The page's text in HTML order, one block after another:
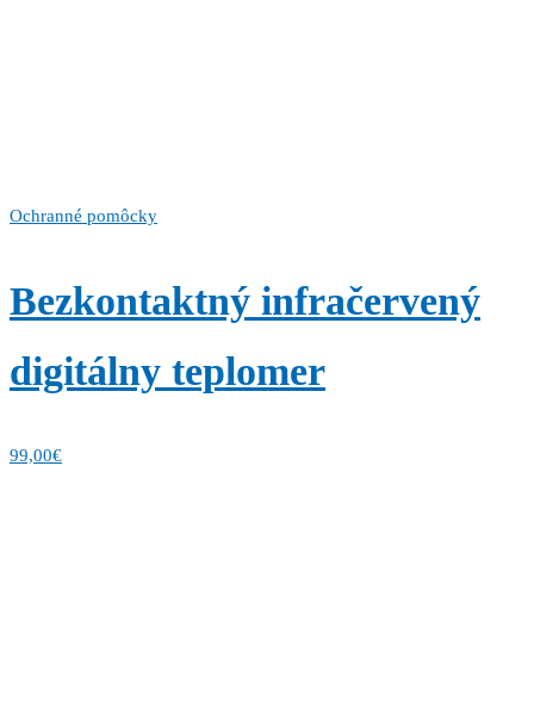
Ochranné pomôcky
Bezkontaktný infračervený
digitálny teplomer
99,00€